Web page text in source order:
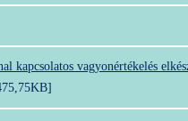
vagyonértékelés